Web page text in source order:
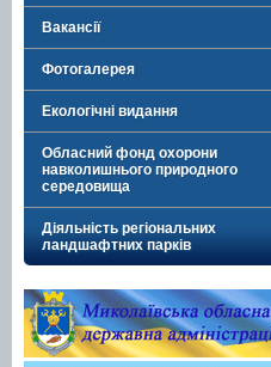
Вакансії
Фотогалерея
Екологічні видання
Обласний фонд охорони
навколишнього природного
середовища
Діяльність регіональних
ландшафтних парків